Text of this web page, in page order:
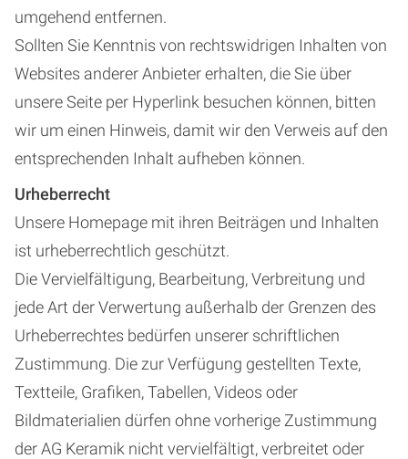
umgehend entfernen.
Sollten Sie Kenntnis von rechtswidrigen Inhalten von
Websites anderer Anbieter erhalten, die Sie über
unsere Seite per Hyperlink besuchen können, bitten
wir um einen Hinweis, damit wir den Verweis auf den
entsprechenden Inhalt aufheben können.
Urheberrecht
Unsere Homepage mit ihren Beiträgen und Inhalten
ist urheberrechtlich geschützt.
Die Vervielfältigung, Bearbeitung, Verbreitung und
jede Art der Verwertung außerhalb der Grenzen des
Urheberrechtes bedürfen unserer schriftlichen
Zustimmung. Die zur Verfügung gestellten Texte,
Textteile, Grafiken, Tabellen, Videos oder
Bildmaterialien dürfen ohne vorherige Zustimmung
der AG Keramik nicht vervielfältigt, verbreitet oder